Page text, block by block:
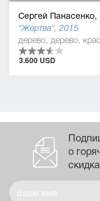
Сергей Панасенко,
"Жертва", 2015
дерево, дерево,
3.600 USD
о